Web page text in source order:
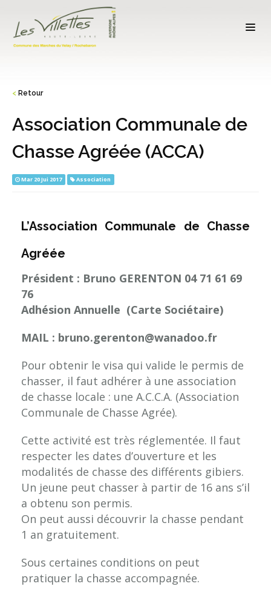
< Retour
Association Communale de
Chasse Agréée (ACCA)
Mar 20 Jui 2017 Association
L’Association Communale de Chasse
Agréée
Président : Bruno GERENTON 04 71 61 69
76
Adhésion Annuelle (Carte Sociétaire)
MAIL : bruno.gerenton@wanadoo.fr
Pour obtenir le visa qui valide le permis de
chasser, il faut adhérer à une association
de chasse locale : une A.C.C.A. (Association
Communale de Chasse Agrée).
Cette activité est très réglementée. Il faut
respecter les dates d’ouverture et les
modalités de chasse des différents gibiers.
Un jeune peut chasser à partir de 16 ans s’il
a obtenu son permis.
On peut aussi découvrir la chasse pendant
1 an gratuitement.
Sous certaines conditions on peut
pratiquer la chasse accompagnée.